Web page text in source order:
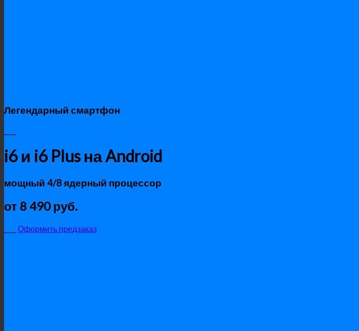
Легендарный смартфон
i6 и i6 Plus на Android
мощный 4/8 ядерный процессор
от 8 490 руб.
Оформить предзаказ